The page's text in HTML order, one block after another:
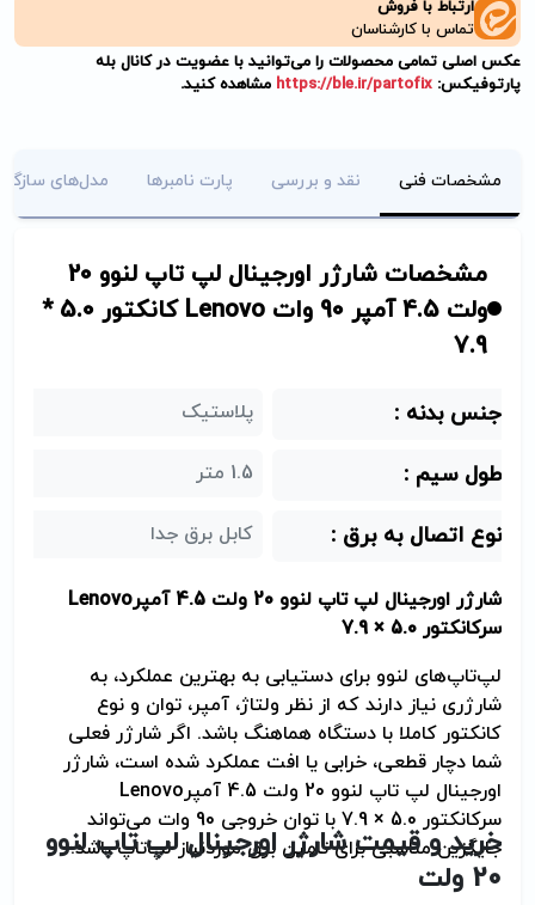
ارتباط با فروش
تماس با کارشناسان
عکس اصلی تمامی محصولات را می‌توانید با عضویت در کانال بله
پارتوفیکس: https://ble.ir/partofix مشاهده کنید.
مشخصات فنی نقد و بررسی پارت نامبرها مدل‌های سازگار
مشخصات شارژر اورجینال لپ تاپ لنوو 20
ولت 4.5 آمپر 90 وات Lenovo کانکتور 5.0 *
7.9
جنس بدنه : پلاستیک
طول سیم : 1.5 متر
نوع اتصال به برق : کابل برق جدا
شارژر اورجینال لپ تاپ لنوو 20 ولت 4.5 آمپر
Lenovo
سرکانکتور 5.0 × 7.9
لپ‌تاپ‌های لنوو برای دستیابی به بهترین عملکرد، به
شارژری نیاز دارند که از نظر ولتاژ، آمپر، توان و نوع
کانکتور کاملا با دستگاه هماهنگ باشد. اگر شارژر فعلی
شما دچار قطعی، خرابی یا افت عملکرد شده است، شارژر
اورجینال لپ تاپ لنوو 20 ولت 4.5 آمپر
Lenovo
سرکانکتور 5.0 × 7.9 با توان خروجی 90 وات می‌تواند
جایگزین مناسبی برای تامین برق موردنیاز لپ‌تاپ باشد.
خرید و قیمت شارژر اورجینال لپ تاپ لنوو
20 ولت